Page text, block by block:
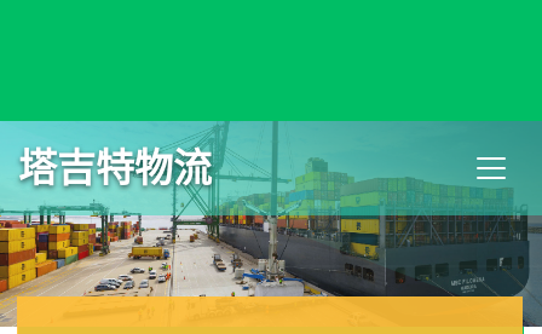
塔吉特物流